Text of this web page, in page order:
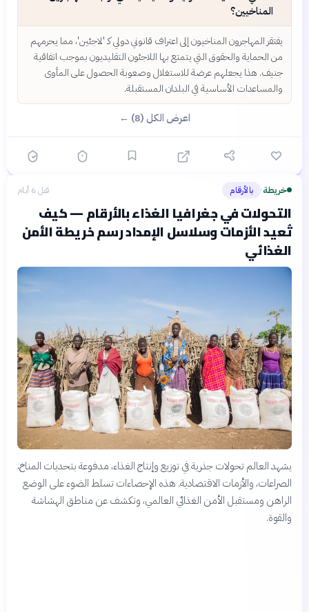
المناخيين؟
يفتقر المهاجرون المناخيون إلى اعتراف قانوني دولي كـ 'لاجئين'، مما يحرمهم
من الحماية والحقوق التي يتمتع بها اللاجئون التقليديون بموجب اتفاقية
جنيف. هذا يجعلهم عرضة للاستغلال وصعوبة الحصول على المأوى
والمساعدات الأساسية في البلدان المستقبلة.
اعرض الكل (8) ←
خريطة› بالأرقام قبل 6 أيام
التحولات في جغرافيا الغذاء بالأرقام — كيف
تُعيد الأزمات وسلاسل الإمداد رسم خريطة الأمن
الغذائي
يشهد العالم تحولات جذرية في توزيع وإنتاج الغذاء، مدفوعة بتحديات المناخ،
الصراعات، والأزمات الاقتصادية. هذه الإحصاءات تسلط الضوء على الوضع
الراهن ومستقبل الأمن الغذائي العالمي، وتكشف عن مناطق الهشاشة
والقوة.